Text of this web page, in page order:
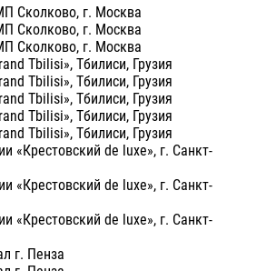
Сколково, г. Москва
Сколково, г. Москва
Сколково, г. Москва
Tbilisi», Тбилиси, Грузия
Tbilisi», Тбилиси, Грузия
Tbilisi», Тбилиси, Грузия
Tbilisi», Тбилиси, Грузия
Tbilisi», Тбилиси, Грузия
«Крестовский de luxe», г. Санкт-
«Крестовский de luxe», г. Санкт-
«Крестовский de luxe», г. Санкт-
г. Пенза